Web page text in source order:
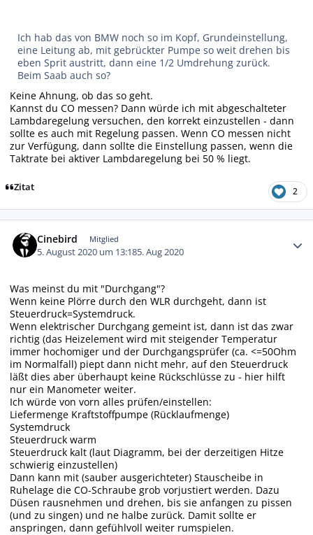
Ich hab das von BMW noch so im Kopf, Grundeinstellung,
eine Leitung ab, mit gebrückter Pumpe so weit drehen bis
eben Sprit austritt, dann eine 1/2 Umdrehung zurück.
Beim Saab auch so?
Keine Ahnung, ob das so geht.
Kannst du CO messen? Dann würde ich mit abgeschalteter
Lambdaregelung versuchen, den korrekt einzustellen - dann
sollte es auch mit Regelung passen. Wenn CO messen nicht
zur Verfügung, dann sollte die Einstellung passen, wenn die
Taktrate bei aktiver Lambdaregelung bei 50 % liegt.
Zitat 2
Cinebird Mitglied
5. August 2020 um 13:185. Aug 2020
Was meinst du mit "Durchgang"?
Wenn keine Plörre durch den WLR durchgeht, dann ist
Steuerdruck=Systemdruck.
Wenn elektrischer Durchgang gemeint ist, dann ist das zwar
richtig (das Heizelement wird mit steigender Temperatur
immer hochomiger und der Durchgangsprüfer (ca. <=50Ohm
im Normalfall) piept dann nicht mehr, auf den Steuerdruck
läßt dies aber überhaupt keine Rückschlüsse zu - hier hilft
nur ein Manometer weiter.
Ich würde von vorn alles prüfen/einstellen:
Liefermenge Kraftstoffpumpe (Rücklaufmenge)
Systemdruck
Steuerdruck warm
Steuerdruck kalt (laut Diagramm, bei der derzeitigen Hitze
schwierig einzustellen)
Dann kann mit (sauber ausgerichteter) Stauscheibe in
Ruhelage die CO-Schraube grob vorjustiert werden. Dazu
Düsen rausnehmen und drehen, bis sie anfangen zu pissen
(und zu singen) und ne halbe zurück. Damit sollte er
anspringen, dann gefühlvoll weiter rumspielen.